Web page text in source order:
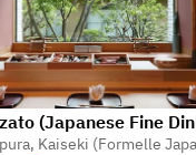
(Japanese Fine
, Kaiseki (Formelle